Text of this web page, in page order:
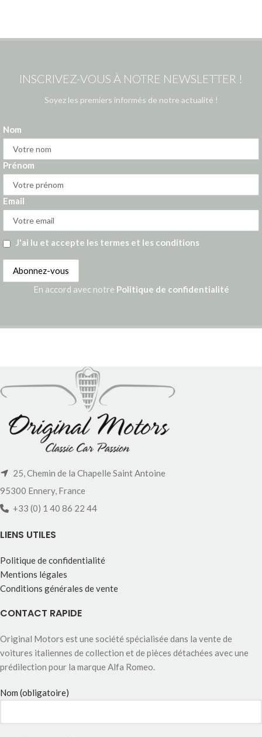
INSCRIVEZ-VOUS À NOTRE NEWSLETTER !
Soyez les premiers informés de notre actualité !
Nom
Prénom
Email
J'ai lu et accepte les termes et les conditions
En accord avec notre Politique de confidentialité
25, Chemin de la Chapelle Saint Antoine
95300 Ennery, France
+33 (0) 1 40 86 22 44
LIENS UTILES
Politique de confidentialité
Mentions légales
Conditions générales de vente
CONTACT RAPIDE
Original Motors est une société spécialisée dans la vente de
voitures italiennes de collection et de pièces détachées avec une
prédilection pour la marque Alfa Romeo.
Nom (obligatoire)